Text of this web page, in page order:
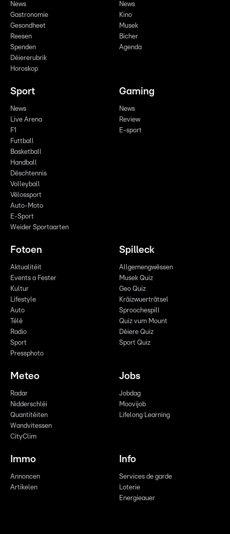
News
Gastronomie
Gesondheet
Reesen
Spenden
Déiererubrik
Horoskop
News
Kino
Musek
Bicher
Agenda
Sport
News
Live Arena
F1
Futtball
Basketball
Handball
Dëschtennis
Volleyball
Vëlossport
Auto-Moto
E-Sport
Weider Sportaarten
Gaming
News
Review
E-sport
Fotoen
Aktualitéit
Events a Fester
Kultur
Lifestyle
Auto
Télé
Radio
Sport
Pressphoto
Spilleck
Allgemengwëssen
Musek Quiz
Geo Quiz
Kräizwuerträtsel
Sproochespill
Quiz vum Mount
Déiere Quiz
Sport Quiz
Meteo
Radar
Nidderschléi
Quantitéiten
Wandvitessen
CityClim
Jobs
Jobdag
Moovijob
Lifelong Learning
Immo
Annoncen
Artikelen
Info
Services de garde
Loterie
Energieauer